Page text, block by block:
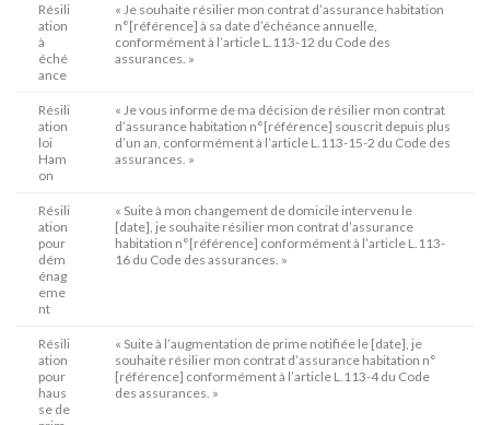
Résili
ation
à
éché
ance
« Je souhaite résilier mon contrat d’assurance habitation
n°[référence] à sa date d’échéance annuelle,
conformément à l’article L.113-12 du Code des
assurances. »
Résili
ation
loi
Ham
on
« Je vous informe de ma décision de résilier mon contrat
d’assurance habitation n°[référence] souscrit depuis plus
d’un an, conformément à l’article L.113-15-2 du Code des
assurances. »
Résili
ation
pour
dém
énag
eme
nt
« Suite à mon changement de domicile intervenu le
[date], je souhaite résilier mon contrat d’assurance
habitation n°[référence] conformément à l’article L.113-
16 du Code des assurances. »
Résili
ation
pour
haus
se de
« Suite à l’augmentation de prime notifiée le [date], je
souhaite résilier mon contrat d’assurance habitation n°
[référence] conformément à l’article L.113-4 du Code
des assurances. »